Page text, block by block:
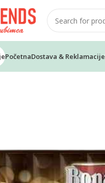
PočetnaDostava & Reklamacije
za mačke